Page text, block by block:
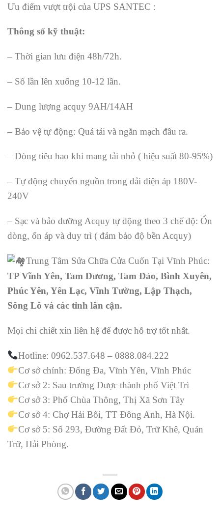
Ưu điểm vượt trội của UPS SANTEC :
Thông số kỹ thuật:
– Thời gian lưu điện 48h/72h.
– Số lần lên xuống 10-12 lần.
– Dung lượng acquy 9AH/14AH
– Bảo vệ tự động: Quá tải và ngắn mạch đầu ra.
– Dòng tiêu hao khi mang tải nhỏ ( hiệu suất 80-95%)
– Tự động chuyển nguồn trong dải điện áp 180V-
240V
– Sạc và bảo dưỡng Acquy tự động theo 3 chế độ: Ổn
dòng, ổn áp và duy trì ( đảm bảo độ bền Acquy)
Trung Tâm Sửa Chữa Cửa Cuốn Tại Vĩnh Phúc:
TP Vĩnh Yên, Tam Dương, Tam Đảo, Bình Xuyên,
Phúc Yên, Yên Lạc, Vĩnh Tường, Lập Thạch,
Sông Lô và các tỉnh lân cận.
Mọi chi chiết xin liên hệ để được hỗ trợ tốt nhất.
Hotline: 0962.537.648 – 0888.084.222
Cơ sở chính: Đống Đa, Vĩnh Yên, Vĩnh Phúc
Cơ sở 2: Sau trường Dược thành phố Việt Trì
Cơ sở 3: Phố Chùa Thông, Thị Xã Sơn Tây
Cơ sở 4: Chợ Hải Bối, TT Đông Anh, Hà Nội.
Cơ sở 5: Số 293, Đường Đất Đỏ, Trữ Khê, Quán
Trữ, Hải Phòng.